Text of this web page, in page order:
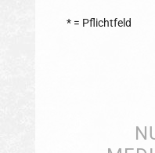
* = Pflichtfeld